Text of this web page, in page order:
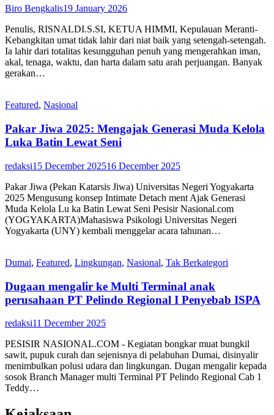
Biro Bengkalis19 January 2026
Penulis, RISNALDI.S.SI, KETUA HIMMI, Kepulauan Meranti-
Kebangkitan umat tidak lahir dari niat baik yang setengah-setengah.
Ia lahir dari totalitas kesungguhan penuh yang mengerahkan iman,
akal, tenaga, waktu, dan harta dalam satu arah perjuangan. Banyak
gerakan…
Featured, Nasional
Pakar Jiwa 2025: Mengajak Generasi Muda Kelola
Luka Batin Lewat Seni
redaksi15 December 202516 December 2025
Pakar Jiwa (Pekan Katarsis Jiwa) Universitas Negeri Yogyakarta
2025 Mengusung konsep Intimate Detach ment Ajak Generasi
Muda Kelola Lu ka Batin Lewat Seni Pesisir Nasional.com
(YOGYAKARTA)Mahasiswa Psikologi Universitas Negeri
Yogyakarta (UNY) kembali menggelar acara tahunan…
Dumai, Featured, Lingkungan, Nasional, Tak Berkategori
Dugaan mengalir ke Multi Terminal anak
perusahaan PT Pelindo Regional I Penyebab ISPA
redaksi11 December 2025
PESISIR NASIONAL.COM - Kegiatan bongkar muat bungkil
sawit, pupuk curah dan sejenisnya di pelabuhan Dumai, disinyalir
menimbulkan polusi udara dan lingkungan. Dugan mengalir kepada
sosok Branch Manager multi Terminal PT Pelindo Regional Cab 1
Teddy…